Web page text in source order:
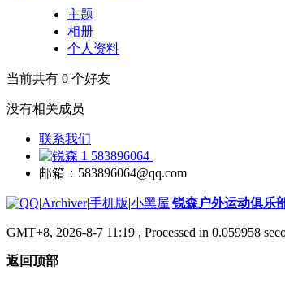
主题
相册
个人资料
当前共有 0 个好友
没有相关成员
联系我们
583896064
邮箱：583896064@qq.com
|Archiver|手机版|小黑屋|锐森户外运动俱乐
GMT+8, 2026-8-7 11:19 , Processed in 0.059958
返回顶部